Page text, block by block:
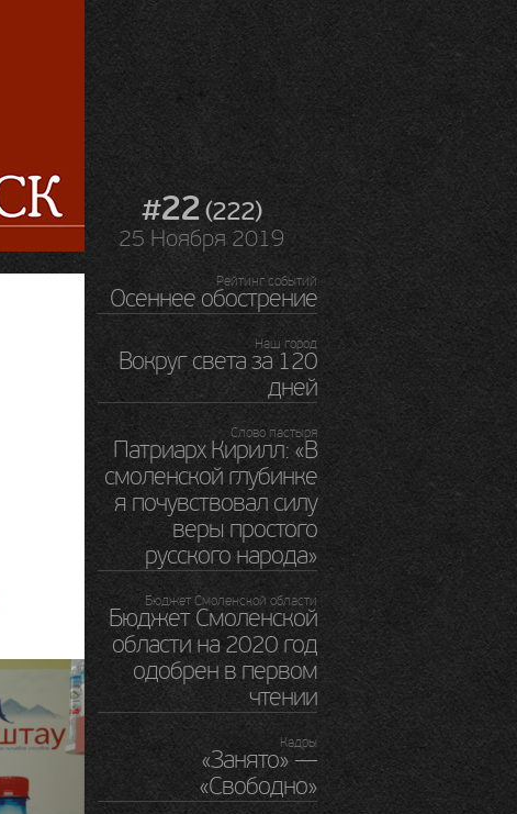
#22(222)
25 Ноября 2019
Рейтинг событий
Осеннее обострение
Наш город
Вокруг света за 120
дней
Слово пастыря
Патриарх Кирилл: «В
смоленской глубинке
я почувствовал силу
веры простого
русского народа»
Бюджет Смоленской области
Бюджет Смоленской
области на 2020 год
одобрен в первом
чтении
Кадры
«Занято» —
«Свободно»